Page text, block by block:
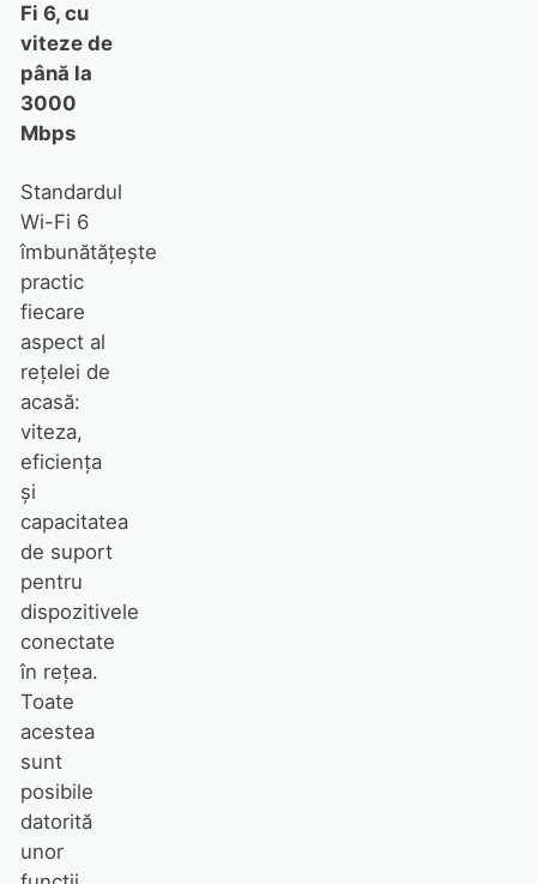
Fi 6, cu
viteze de
până la
3000
Mbps
Standardul
Wi-Fi 6
îmbunătățește
practic
fiecare
aspect al
rețelei de
acasă:
viteza,
eficiența
și
capacitatea
de suport
pentru
dispozitivele
conectate
în rețea.
Toate
acestea
sunt
posibile
datorită
unor